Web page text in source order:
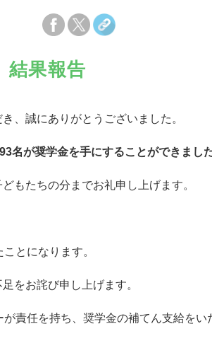
結果報告
、誠にありがとうございました。
名が奨学金を手にすることができまし
もたちの分までお礼申し上げます。
とになります。
をお詫び申し上げます。
責任を持ち、奨学金の補てん支給をい